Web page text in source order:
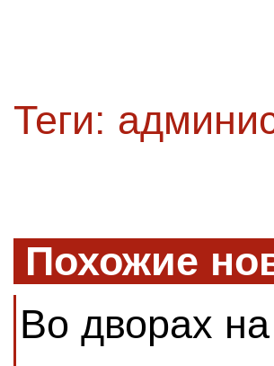
Теги:
Похожие
Во дворах